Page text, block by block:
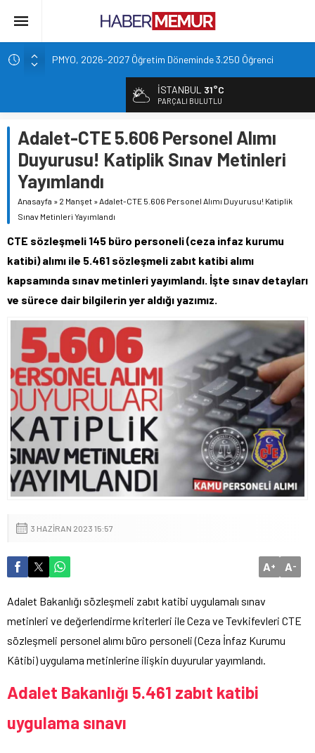
PMYO, 2026-2027 Öğretim Döneminde 3.250 Öğrenci
Emekliye Müjde! Maaş Fark Ödemeleri Başlıyor.
Bakan Çiftçi duyurdu: 81 ile 30bin TYP kontenjanı
Altın Fiyatları 7 Haftanın Zirvesinde!
TOKİ 51 ilde 540 konut ve iş yerini açık arttırma usulü satışa
çıkarıyor.
İSTANBUL 31°C
PARÇALI BULUTLU
Adalet-CTE 5.606 Personel Alımı
Duyurusu! Katiplik Sınav Metinleri
Yayımlandı
Anasayfa » 2 Manşet »Adalet-CTE 5.606 Personel Alımı Duyurusu! Katiplik
Sınav Metinleri Yayımlandı
CTE sözleşmeli 145 büro personeli (ceza infaz kurumu
katibi) alımı ile 5.461 sözleşmeli zabıt katibi alımı
kapsamında sınav metinleri yayımlandı. İşte sınav detayları
ve sürece dair bilgilerin yer aldığı yazımız.
3 HAZIRAN 2023 15:57
A+ A-
Adalet Bakanlığı sözleşmeli zabıt katibi uygulamalı sınav
metinleri ve değerlendirme kriterleri ile Ceza ve Tevkifevleri CTE
sözleşmeli personel alımı büro personeli (Ceza İnfaz Kurumu
Kâtibi) uygulama metinlerine ilişkin duyurular yayımlandı.
Adalet Bakanlığı 5.461 zabıt katibi
uygulama sınavı